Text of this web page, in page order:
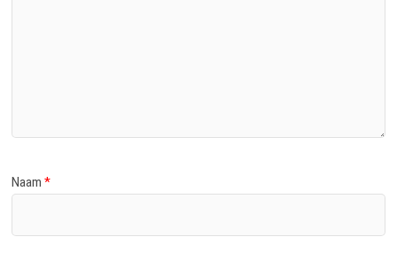
Naam*